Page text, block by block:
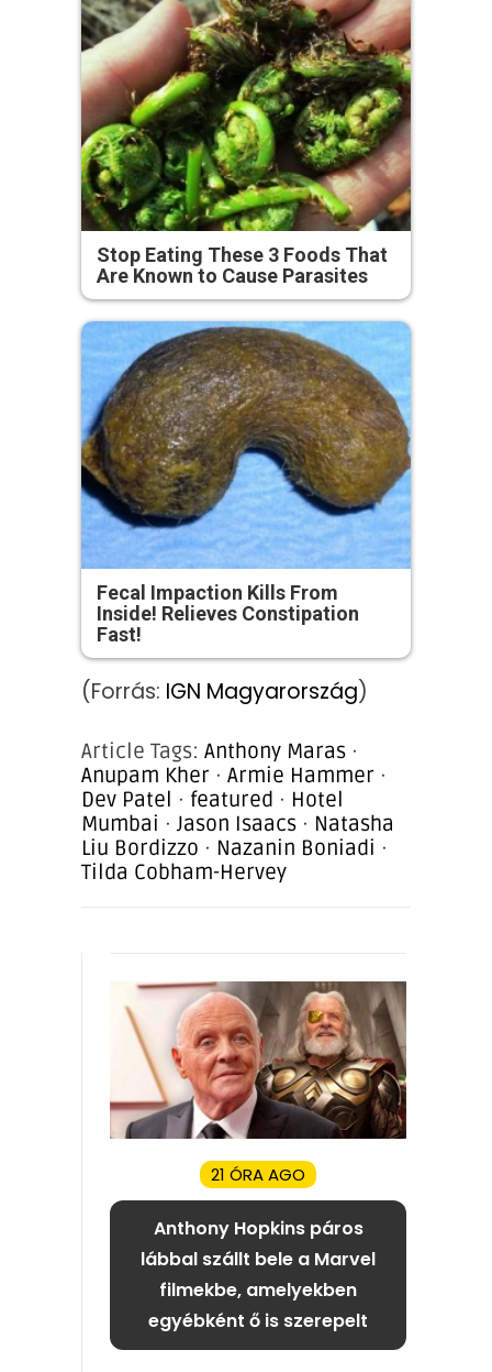
Stop Eating These 3 Foods That
Are Known to Cause Parasites
Fecal Impaction Kills From
Inside! Relieves Constipation
Fast!
(Forrás: IGN Magyarország)
Article Tags: Anthony Maras ·
Anupam Kher · Armie Hammer ·
Dev Patel · featured · Hotel
Mumbai · Jason Isaacs · Natasha
Liu Bordizzo · Nazanin Boniadi ·
Tilda Cobham-Hervey
21 ÓRA AGO
Anthony Hopkins páros
lábbal szállt bele a Marvel
filmekbe, amelyekben
egyébként ő is szerepelt